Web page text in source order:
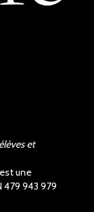
et
une
479 943 979